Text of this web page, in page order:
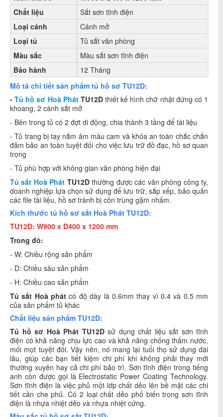
Chất liệu
Sắt sơn tĩnh điện
Loại cánh
Cánh mở
Loại tủ
Tủ sắt văn phòng
Màu sắc
Màu sắt sơn tĩnh điện
Bảo hành
12 Tháng
Mô tả chi tiết sản phẩm tủ hồ sơ TU12D:
-Tủ hồ sơ Hoà PhátTU12Dthiết kế hình chữ nhật đứng có 1
khoang, 2 cánh sắt mở
- Bên trong tủ có 2 đợt di động, chia thành 3 tầng để tài liệu
- Tủ trang bị tay nắm âm màu cam và khóa an toàn chắc chắn
đảm bảo an toàn tuyệt đối cho việc lưu trữ đồ đạc, hồ sơ quan
trọng
- Tủ phù hợp với không gian văn phòng hiện đại
Tủ sắt Hoà Phát TU12Dthường được các văn phòng công ty,
doanh nghiệp lựa chọn sử dụng để lưu trữ, sắp xếp, bảo quản
các file tài liệu, hồ sơ tránh bị côn trùng gặm nhấm.
Kích thước tủ hồ sơ sắt Hoà Phát TU12D:
TU12D: W900 x D400 x 1200 mm
Trong đó:
- W: Chiều rộng sản phẩm
- D: Chiều sâu sản phẩm
- H: Chiều cao sản phẩm
Tủ sắt Hoà phát có độ dày là 0.6mm thay vì 0.4 và 0.5 mm
của sản phẩm tủ khác
Chất liệu sản phẩm TU12D:
Tủ hồ sơ Hoà Phát TU12D sử dụng chất liệu sắt sơn tĩnh
điện có khả năng chịu lực cao và khả năng chống thấm nước,
mối mọt tuyệt đối. Vậy nên, nó mang lại tuổi thọ sử dụng dài
lâu, giúp các bạn tiết kiệm chi phí khi không phải thay mới
thường xuyên hay cả chi phí bảo trì. Sơn tĩnh điện trong tiếng
anh còn được gọi là Electrostatic Power Coating Technology.
Sơn tĩnh điện là việc phủ một lớp chất dẻo lên bề mặt các chi
tiết cần che phủ. Có 2 loại chất dẻo phổ biến trong sơn tĩnh
điện là nhựa nhiệt dẻo và nhựa nhiệt cứng.